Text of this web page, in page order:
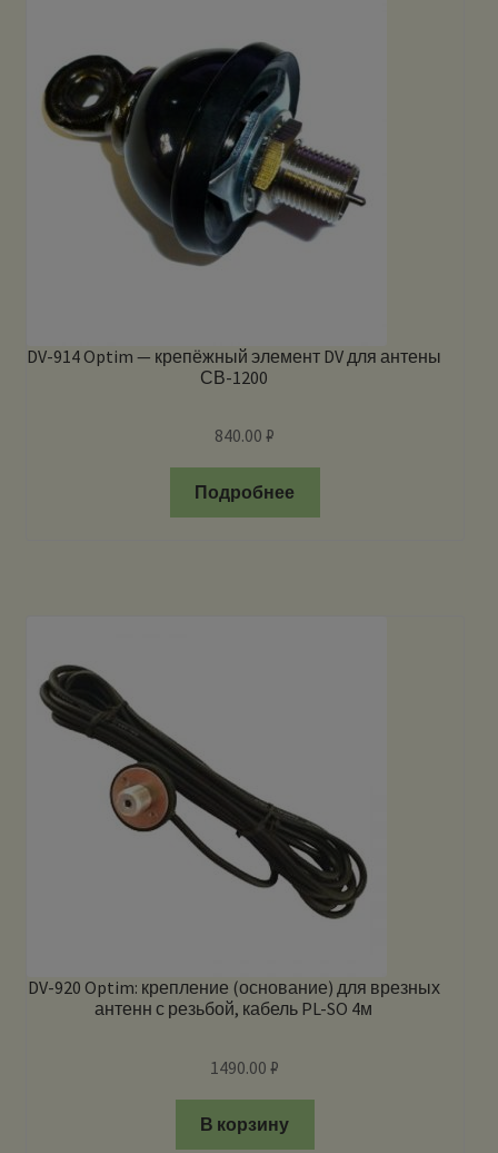
DV-914 Optim — крепёжный элемент DV для антены
СВ-1200
840.00₽
Подробнее
DV-920 Optim: крепление (основание) для врезных
антенн с резьбой, кабель PL-SO 4м
1490.00₽
В корзину